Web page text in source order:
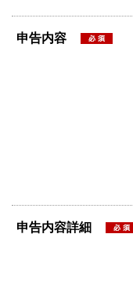
申告内容
申告内容詳細